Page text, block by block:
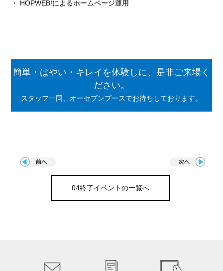
・ HOPWEB!によるホームページ運用
簡単・はやい・キレイを体験しに、是非ご来場く
ださい。
スタッフ一同、オーセブンブースでお待ちしております。
04終了イベントの一覧へ